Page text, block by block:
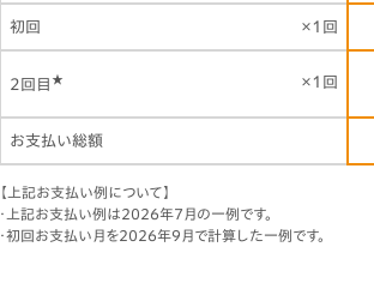
初回 ×1回
2回目 ★ ×1回
お支払い総額
【上記お支払い例について】
・上記お支払い例は2026年7月の一例です。
・初回お支払い月を2026年9月で計算した一例です。